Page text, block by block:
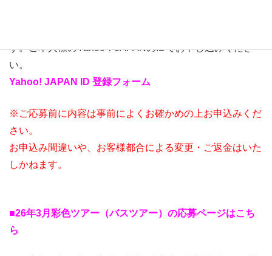
す。ご本人様のYahoo！JAPANのIDでお申し込みくださ
い。
Yahoo! JAPAN ID 登録フォーム
※ご応募前に内容は事前によくお確かめの上お申込みくだ
さい。
お申込み間違いや、お客様都合による変更・ご返金はいた
しかねます。
■26年3月彩色ツアー（バスツアー）の応募ページはこち
ら